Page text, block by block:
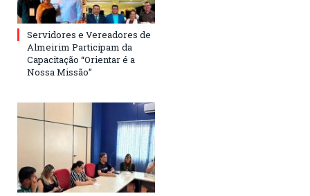
Servidores e Vereadores de
Almeirim Participam da
Capacitação “Orientar é a
Nossa Missão”